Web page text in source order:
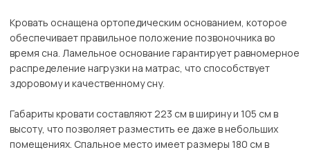
Кровать оснащена ортопедическим основанием, которое
обеспечивает правильное положение позвоночника во
время сна. Ламельное основание гарантирует равномерное
распределение нагрузки на матрас, что способствует
здоровому и качественному сну.
Габариты кровати составляют 223 см в ширину и 105 см в
высоту, что позволяет разместить ее даже в небольших
помещениях. Спальное место имеет размеры 180 см в